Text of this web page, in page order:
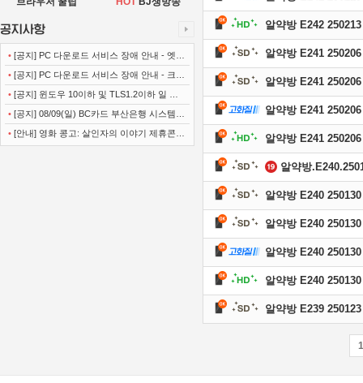
• [공지] PC 다운로드 서비스 장애 안내 - 엣지
(Microsoft Edge)
• [공지] PC 다운로드 서비스 장애 안내 - 크롬
(Chrome)
• [공지] 윈도우 10이하 및 TLS1.2이하 일 경
우 사이트 이용불가 안내
• [공지] 08/09(일) BC카드 부산은행 시스템
정기점검 안내
• [안내] 영화 콩고: 살인자의 이야기 제휴콘텐
알약방 E242
알약방 E241
알약방 E241
알약방 E241
알약방 E241
알약방
알약방 E240
알약방 E240
알약방 E240
알약방 E240
알약방 E239
1